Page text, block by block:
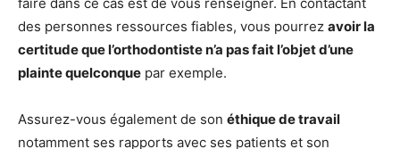
faire dans ce cas est de vous renseigner. En contactant
des personnes ressources fiables, vous pourrez avoir la
certitude que l’orthodontiste n’a pas fait l’objet d’une
plainte quelconque par exemple.
Assurez-vous également de son éthique de travail
notamment ses rapports avec ses patients et son